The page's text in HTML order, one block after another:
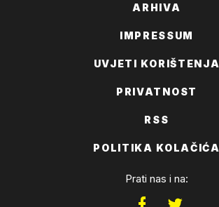
ARHIVA
IMPRESSUM
UVJETI KORIŠTENJA
PRIVATNOST
RSS
POLITIKA KOLAČIĆA
Prati nas i na: